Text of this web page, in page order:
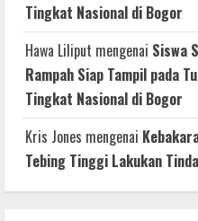
Tingkat Nasional di Bogor
Hawa Liliput mengenai Siswa
Rampah Siap Tampil pada
Tingkat Nasional di Bogor
Kris Jones mengenai
Tebing Tinggi Lakukan